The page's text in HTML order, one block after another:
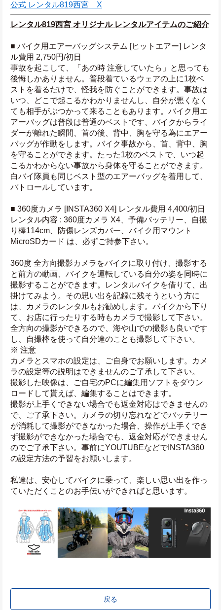
公式 レンタル819西宮　X
レンタル819西宮 オリジナル レンタルアイテムのご紹介
■ バイク用エアーバッグシステム [ヒットエアー] レンタ
ル費用 2,750円/初日
事故を起こして、「あの時 注意していたら」と思っても
後悔しかありません。普段着ているウェアの上に1枚ベ
ストを着るだけで、怪我を防ぐことができます。事故は
いつ、どこで起こるかわかりませんし、自分が悪くなく
ても相手がぶつかって来ることもあります。バイク用エ
アーバッグは普段は普通のベストです、バイクからライ
ダーが離れた瞬間、首の後、背中、胸を守る為にエアー
バッグが作動をします。バイク事故から、首、背中、胸
を守ることができます。たった1枚のベストで、いつ起
こるかわからない事故から身体を守ることができます。
白バイ隊員も同じベスト型のエアーバッグを着用して、
パトロールしています。
■ 360度カメラ [INSTA360 X4] レンタル費用 4,400/初日
レンタル内容 : 360度カメラ X4、予備バッテリー、自撮
り棒114cm、防傷レンズカバー、バイク用マウント
MicroSDカード は、必ずご持参下さい。
360度 全方向撮影カメラをバイクに取り付け、撮影する
と前方の動画、バイクを運転している自分の姿を同時に
撮影することができます。レンタルバイクを借りて、出
掛けてみよう。その思い出を記録に残そうという方に
は、カメラのレンタルもお勧めします。バイクから下り
て、お店に行ったりする時もカメラで撮影して下さい。
全方向の撮影ができるので、海や山での撮影も良いです
し、自撮棒を使って自分達のことも撮影して下さい。
※ 注意
カメラとスマホの設定は、ご自身でお願いします。カメ
ラの設定等の説明はできませんのご了承して下さい。
撮影した映像は、ご自宅のPCに編集用ソフトをダウン
ロードして貰えば、編集することはできます。
撮影が上手くできない場合でも返金対応はできませんの
で、ご了承下さい。カメラの切り忘れなどでバッテリー
が消耗して撮影ができなかった場合、操作が上手くでき
ず撮影ができなかった場合でも、返金対応ができません
のでご了承下さい。事前にYOUTUBEなどでINSTA360
の設定方法の予習をお願いします。
私達は、安心してバイクに乗って、楽しい思い出を作っ
ていただくことのお手伝いができればと思います。
戻る